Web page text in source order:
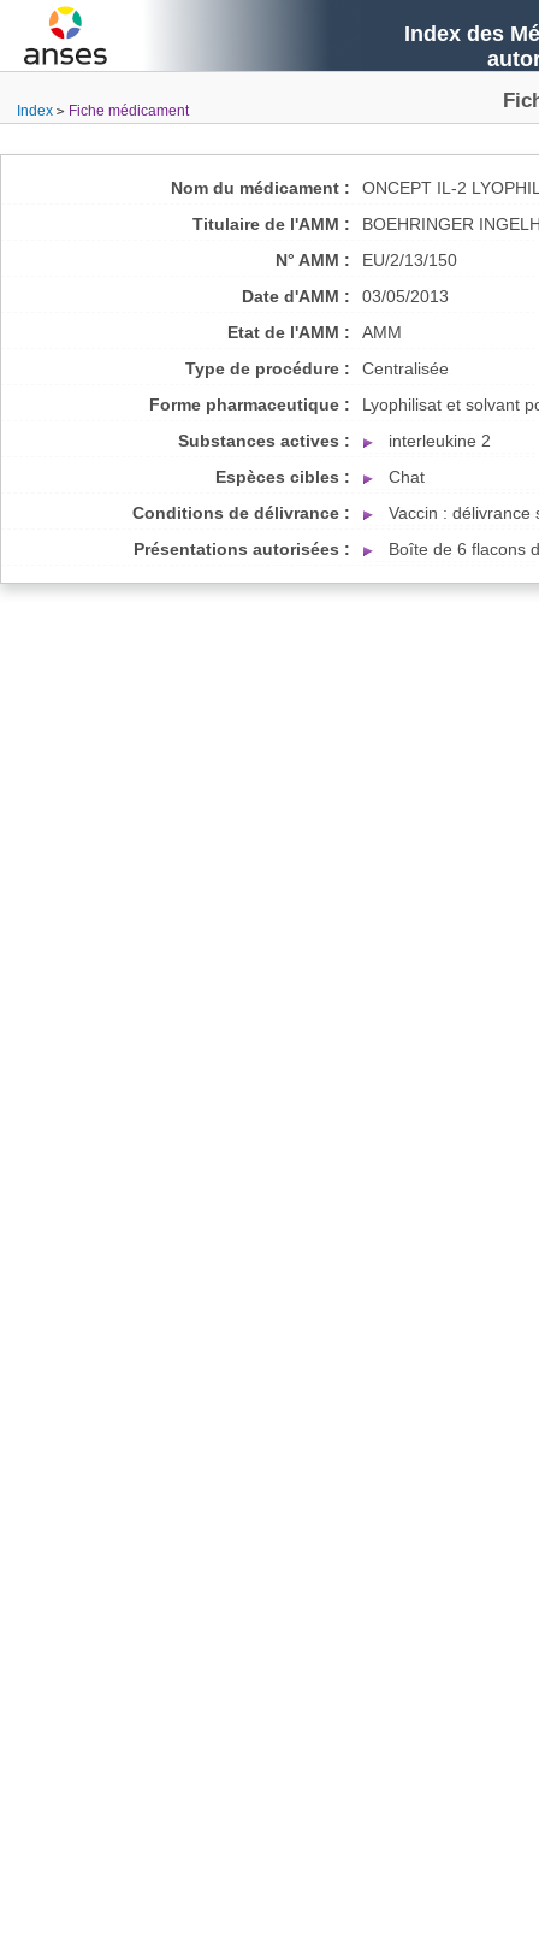
Index des
Index Fiche médicament
Nom du médicament :
ONCEPT IL-2
Titulaire de l'AMM :
BOEHRINGER
N° AMM :
EU/2/13/150
Date d'AMM :
03/05/2013
Etat de l'AMM :
AMM
Type de procédure :
Centralisée
Forme pharmaceutique :
Lyophilisat et solvant
Substances actives :
interleukine 2
Espèces cibles :
Chat
Conditions de délivrance :
Vaccin : délivrance
Présentations autorisées :
Boîte de 6 flacons